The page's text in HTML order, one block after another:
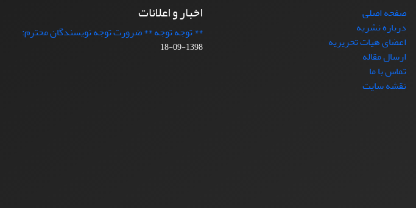
صفحه اصلی
درباره نشریه
اعضای هیات تحریریه
ارسال مقاله
تماس با ما
نقشه سایت
اخبار و اعلانات
** توجه توجه ** ضرورت توجه نویسندگان محترم:
1398-09-18